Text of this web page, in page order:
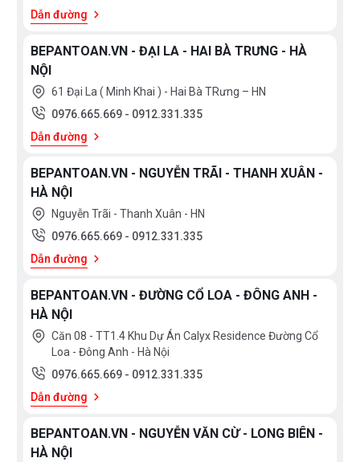
Thiết kế ComfortProfile: sang trọng và đầy cảm xúc
Làm đẹp cho căn bếp của bạn trở nên sang trọng và nổi bật
với thiết kế mặt kính vát viền, bo viền kim loại ở cạnh bên.
Mặt kính Schott Ceran của bếp được sản xuất tại Mainz –
Đức, một loại gốm kính cao cấp được làm từ gốm sứ thủy
tinh đặc biệt có khả năng chịu lực, chịu nhiệt và khả năng va
đập tốt, chống lại những cú sốc nhiệt đột ngột lên đến 750°C
và đặc biệt không chứa các kim loại nặng độc hại asen và
antimon rất thân thiện với môi trường.
Pan Recognition – Nhận dạng nồi nấu thông minh
Bếp có thể tự nhận diện kích thước của xoong, nồi, chảo. Nếu
Dẫn đường
BEPANTOAN.VN - ĐẠI LA - HAI BÀ TRƯNG - HÀ
NỘI
61 Đại La ( Minh Khai ) - Hai Bà TRưng – HN
0976.665.669 - 0912.331.335
Dẫn đường
BEPANTOAN.VN - NGUYỄN TRÃI - THANH XUÂN -
HÀ NỘI
Nguyễn Trãi - Thanh Xuân - HN
0976.665.669 - 0912.331.335
Dẫn đường
BEPANTOAN.VN - ĐƯỜNG CỔ LOA - ĐÔNG ANH -
HÀ NỘI
Căn 08 - TT1.4 Khu Dự Án Calyx Residence Đường Cổ
Loa - Đông Anh - Hà Nội
0976.665.669 - 0912.331.335
Dẫn đường
BEPANTOAN.VN - NGUYỄN VĂN CỪ - LONG BIÊN -
HÀ NỘI